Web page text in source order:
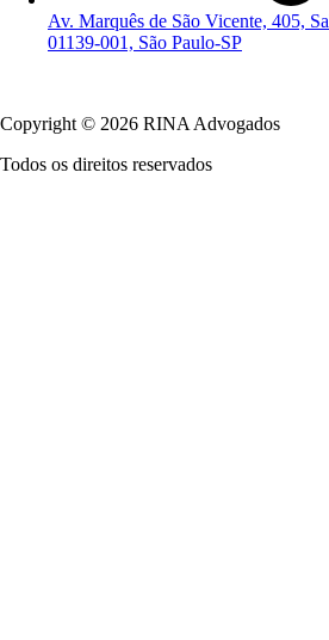
Av. Marquês de São Vicente, 405,
01139-001, São Paulo-SP
Copyright © 2026 RINA Advogados
Todos os direitos reservados